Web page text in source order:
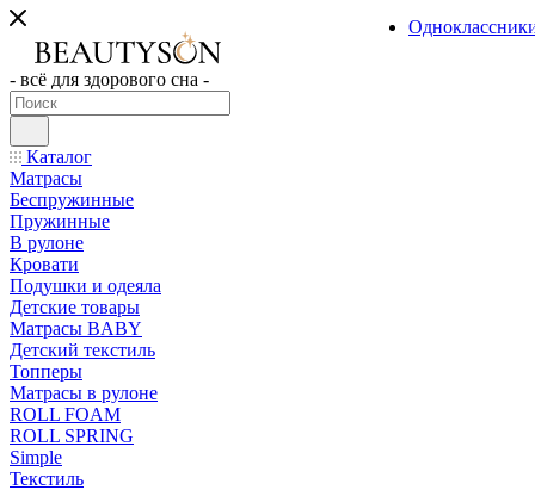
- всё для здорового сна -
Каталог
Матрасы
Беспружинные
Пружинные
В рулоне
Кровати
Подушки и одеяла
Детские товары
Матрасы BABY
Детский текстиль
Топперы
Матрасы в рулоне
ROLL FOAM
ROLL SPRING
Simple
Текстиль